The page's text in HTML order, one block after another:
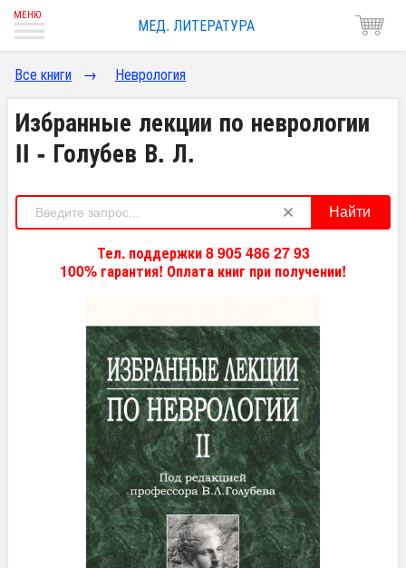
МЕД. ЛИТЕРАТУРА
Все книги → Неврология
Избранные лекции по неврологии
II - Голубев В. Л.
Найти
Тел. поддержки 8 905 486 27 93
100% гарантия! Оплата книг при получении!